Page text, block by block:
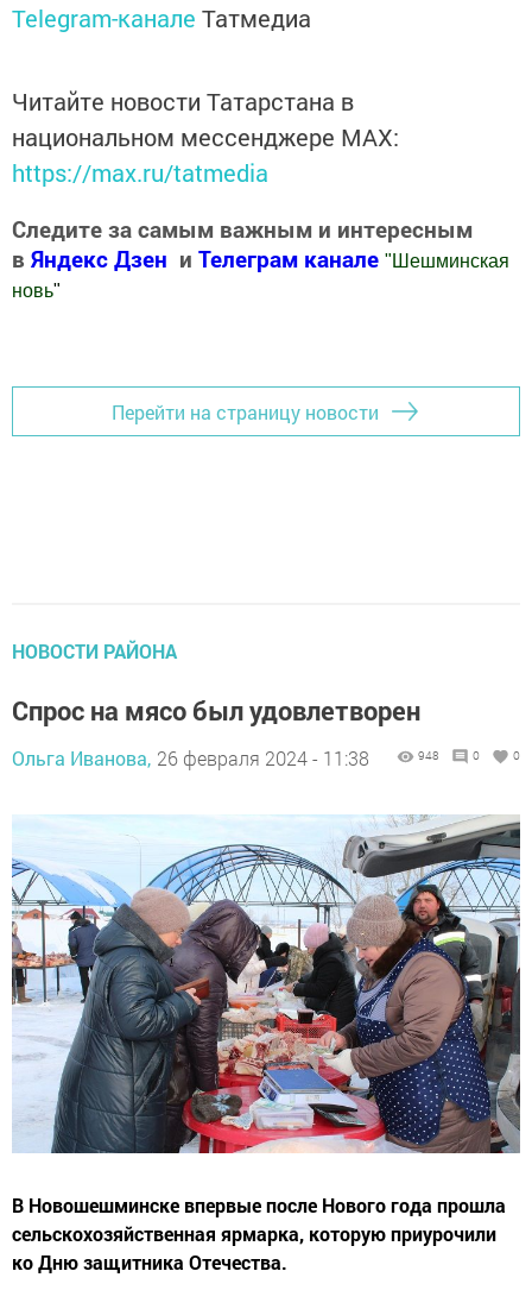
Telegram-канале Татмедиа
Читайте новости Татарстана в
национальном мессенджере MАХ:
https://max.ru/tatmedia
Следите за самым важным и интересным
в Яндекс Дзен и Телеграм канале " Шешминская
новь"
Перейти на страницу новости
НОВОСТИ РАЙОНА
Спрос на мясо был удовлетворен
Ольга Иванова, 26 февраля 2024 - 11:38 948 0 0
В Новошешминске впервые после Нового года прошла
сельскохозяйственная ярмарка, которую приурочили
ко Дню защитника Отечества.